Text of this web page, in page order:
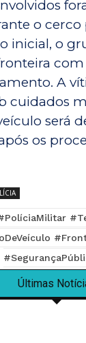
o cerco
inicial, o
A
cuidados
será
os
Últimas